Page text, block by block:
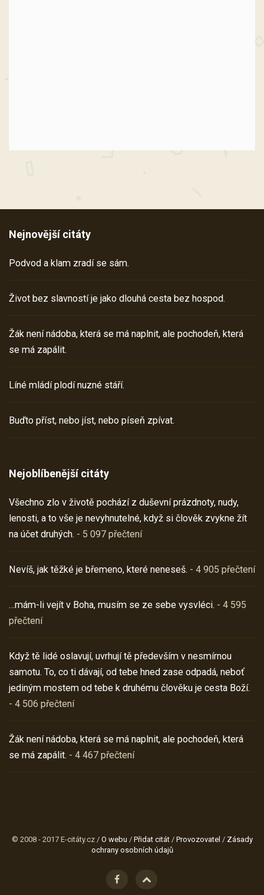
Nejnovější citáty
Podvod a klam zradí se sám.
Život bez slavností je jako dlouhá cesta bez hospod.
Žák není nádoba, která se má naplnit, ale pochodeň, která
se má zapálit.
Líné mládí plodí nuzné stáří.
Buďto příst, nebo jíst, nebo píseň zpívat.
Nejoblíbenější citáty
Všechno zlo v životě pochází z duševní prázdnoty, nudy,
lenosti, a to vše je nevyhnutelné, když si člověk zvykne žít
na účet druhých. - 5 097 přečtení
Nevíš, jak těžké je břemeno, které neneseš. - 4 905 přečtení
…mám-li vejít v Boha, musím se ze sebe vysvléci. - 4 595
přečtení
Když tě lidé oslavují, uvrhují tě především v nesmírnou
samotu. To, co ti dávají, od tebe hned zase odpadá, neboť
jediným mostem od tebe k druhému člověku je cesta Boží.
- 4 506 přečtení
Žák není nádoba, která se má naplnit, ale pochodeň, která
se má zapálit. - 4 467 přečtení
© 2008 - 2017 E-citáty.cz / O webu / Přidat citát/ Provozovatel / Zásady
ochrany osobních údajů